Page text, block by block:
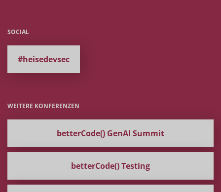
SOCIAL
#heisedevsec
WEITERE KONFERENZEN
betterCode() GenAI Summit
betterCode() Testing